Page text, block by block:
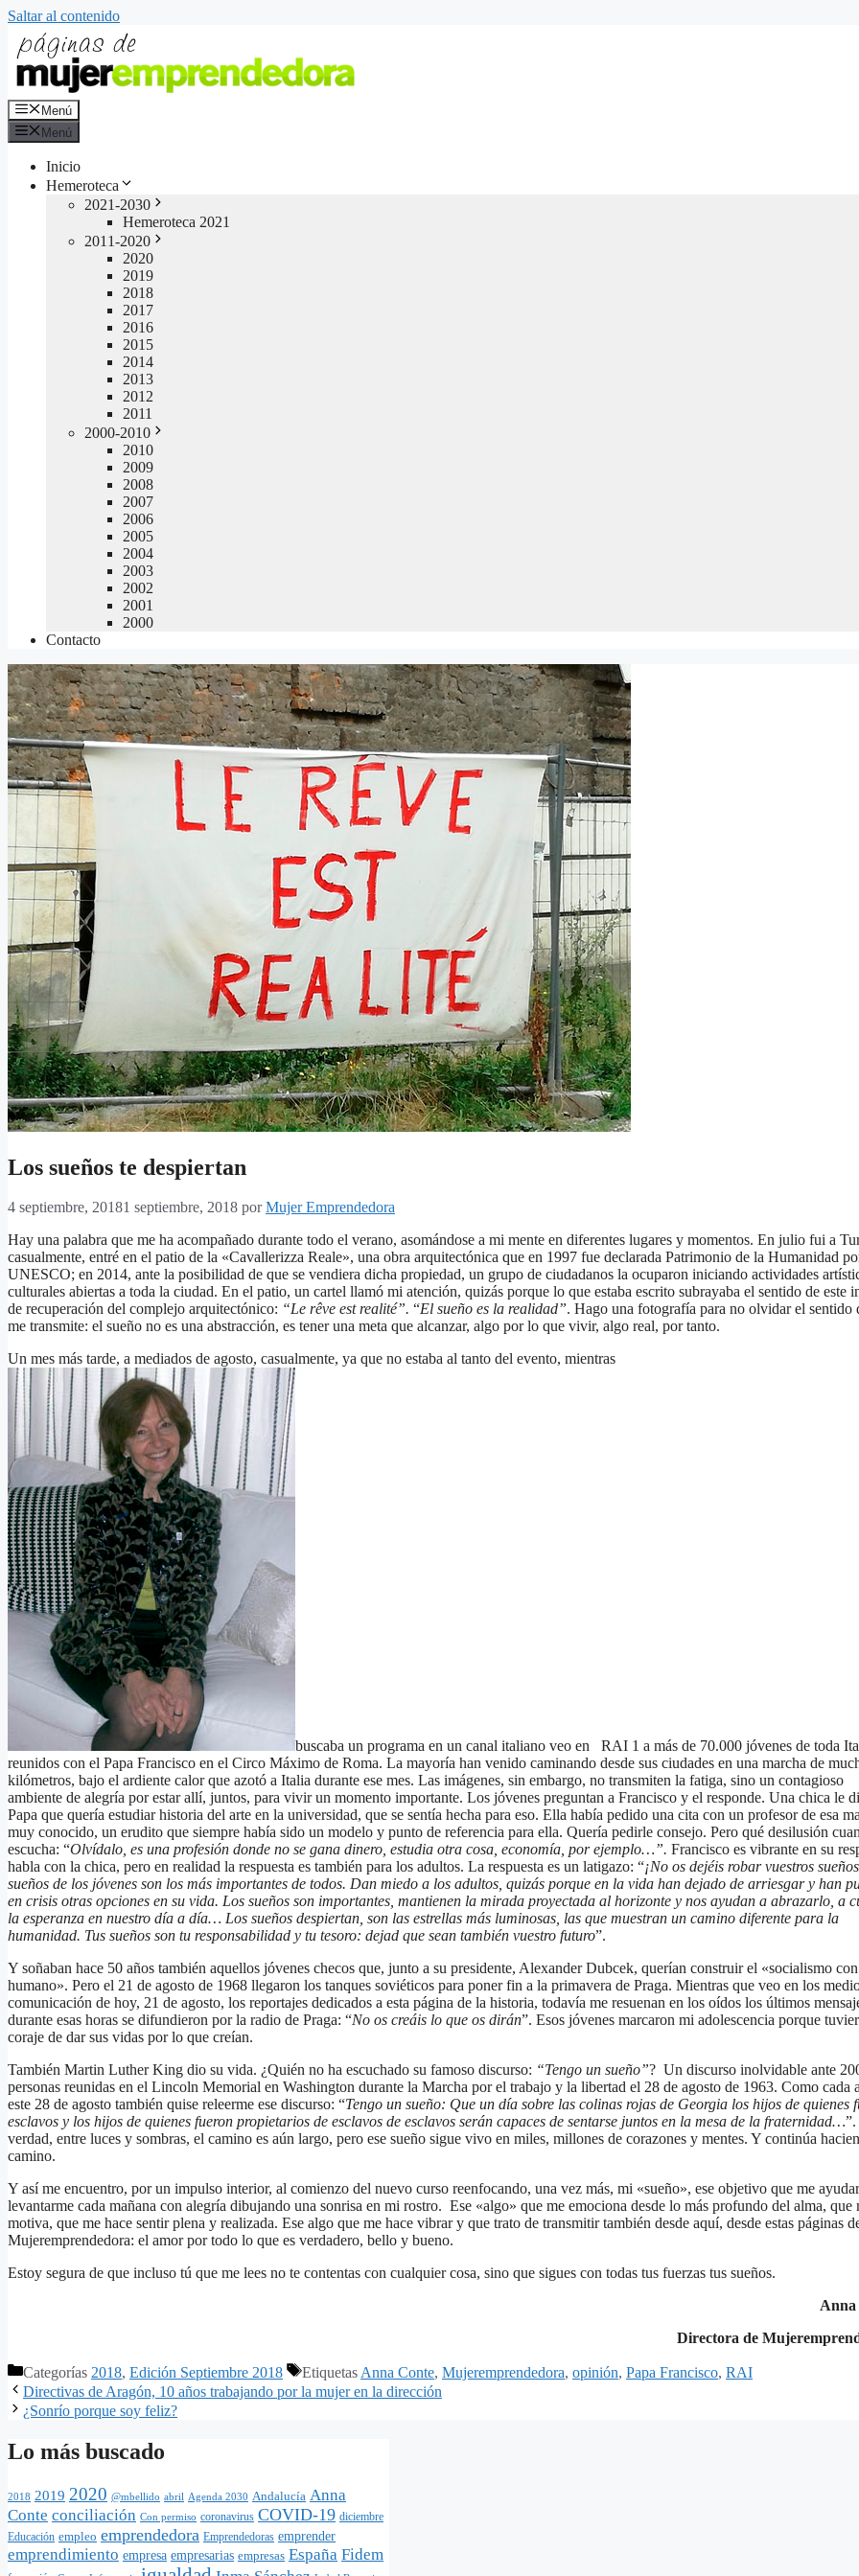
Saltar al contenido
Menú
Menú
Inicio
Hemeroteca
2021-2030
Hemeroteca 2021
2011-2020
2020
2019
2018
2017
2016
2015
2014
2013
2012
2011
2000-2010
2010
2009
2008
2007
2006
2005
2004
2003
2002
2001
2000
Contacto
Los sueños te despiertan
4 septiembre, 20181 septiembre, 2018 porMujer Emprendedora
Hay una palabra que me ha acompañado durante todo el verano, asomándose a mi mente en diferentes lugares y momentos. En julio fui a
casualmente, entré en el patio de la «Cavallerizza Reale», una obra arquitectónica que en 1997 fue declarada Patrimonio de la Humanidad
UNESCO; en 2014, ante la posibilidad de que se vendiera dicha propiedad, un grupo de ciudadanos la ocuparon iniciando actividades
culturales abiertas a toda la ciudad. En el patio, un cartel llamó mi atención, quizás porque lo que estaba escrito subrayaba el sentido de este
de recuperación del complejo arquitectónico: “Le rêve est realité”. “El sueño es la realidad”. Hago una fotografía para no olvidar el sentido
me transmite: el sueño no es una abstracción, es tener una meta que alcanzar, algo por lo que vivir, algo real, por tanto.
Un mes más tarde, a mediados de agosto, casualmente, ya que no estaba al tanto del evento, mientras
buscaba un programa en un canal italiano veo en RAI 1 a más de 70.000 jóvenes de toda
reunidos con el Papa Francisco en el Circo Máximo de Roma. La mayoría han venido caminando desde sus ciudades en una marcha de
kilómetros, bajo el ardiente calor que azotó a Italia durante ese mes. Las imágenes, sin embargo, no transmiten la fatiga, sino un contagioso
ambiente de alegría por estar allí, juntos, para vivir un momento importante. Los jóvenes preguntan a Francisco y el responde. Una chica le
Papa que quería estudiar historia del arte en la universidad, que se sentía hecha para eso. Ella había pedido una cita con un profesor de esa
muy conocido, un erudito que siempre había sido un modelo y punto de referencia para ella. Quería pedirle consejo. Pero qué desilusión
escucha: “Olvídalo, es una profesión donde no se gana dinero, estudia otra cosa, economía, por ejemplo…”. Francisco es vibrante en su
habla con la chica, pero en realidad la respuesta es también para los adultos. La respuesta es un latigazo: “¡No os dejéis robar vuestros
sueños de los jóvenes son los más importantes de todos. Dan miedo a los adultos, quizás porque en la vida han dejado de arriesgar y han
en crisis otras opciones en su vida. Los sueños son importantes, mantienen la mirada proyectada al horizonte y nos ayudan a abrazarlo, a
la esperanza en nuestro día a día… Los sueños despiertan, son las estrellas más luminosas, las que muestran un camino diferente para la
humanidad. Tus sueños son tu responsabilidad y tu tesoro: dejad que sean también vuestro futuro”.
Y soñaban hace 50 años también aquellos jóvenes checos que, junto a su presidente, Alexander Dubcek, querían construir el «socialismo
humano». Pero el 21 de agosto de 1968 llegaron los tanques soviéticos para poner fin a la primavera de Praga. Mientras que veo en los
comunicación de hoy, 21 de agosto, los reportajes dedicados a esta página de la historia, todavía me resuenan en los oídos los últimos
durante esas horas se difundieron por la radio de Praga: “No os creáis lo que os dirán”. Esos jóvenes marcaron mi adolescencia porque
coraje de dar sus vidas por lo que creían.
También Martin Luther King dio su vida. ¿Quién no ha escuchado su famoso discurso: “Tengo un sueño”? Un discurso inolvidable ante
personas reunidas en el Lincoln Memorial en Washington durante la Marcha por el trabajo y la libertad el 28 de agosto de 1963. Como cada
este 28 de agosto también quise releerme ese discurso: “Tengo un sueño: Que un día sobre las colinas rojas de Georgia los hijos de quienes
esclavos y los hijos de quienes fueron propietarios de esclavos de esclavos serán capaces de sentarse juntos en la mesa de la fraternidad…
verdad, entre luces y sombras, el camino es aún largo, pero ese sueño sigue vivo en miles, millones de corazones y mentes. Y continúa
camino.
Y así me encuentro, por un impulso interior, al comienzo del nuevo curso reenfocando, una vez más, mi «sueño», ese objetivo que me
levantarme cada mañana con alegría dibujando una sonrisa en mi rostro. Ese «algo» que me emociona desde lo más profundo del alma, que
motiva, que me hace sentir plena y realizada. Ese algo que me hace vibrar y que trato de transmitir también desde aquí, desde estas páginas
Mujeremprendedora: el amor por todo lo que es verdadero, bello y bueno.
Estoy segura de que incluso tú que me lees no te contentas con cualquier cosa, sino que sigues con todas tus fuerzas tus sueños.
Anna
Directora de
Categorías 2018, Edición Septiembre 2018 EtiquetasAnna Conte, Mujeremprendedora, opinión, Papa Francisco, RAI
Directivas de Aragón, 10 años trabajando por la mujer en la dirección
¿Sonrío porque soy feliz?
Lo más buscado
2018 2019 2020 @mbellido abril Agenda 2030 Andalucía Anna
Conte conciliación Con permiso coronavirus COVID-19 diciembre
Educación empleo emprendedora Emprendedoras emprender
emprendimiento empresa empresarias empresas España Fidem